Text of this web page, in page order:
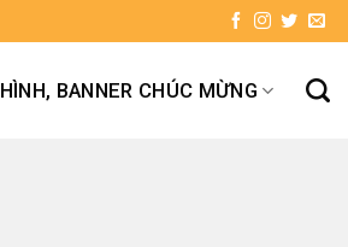
HÌNH, BANNER CHÚC MỪNG